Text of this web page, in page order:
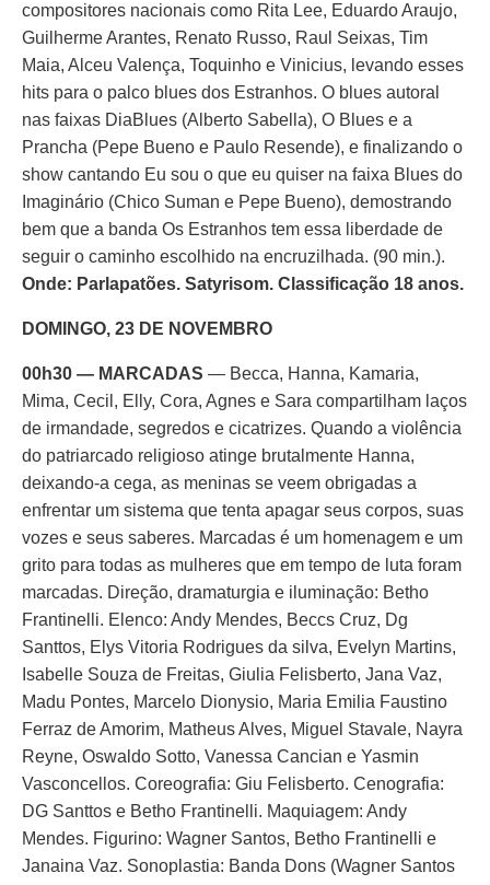
compositores nacionais como Rita Lee, Eduardo Araujo,
Guilherme Arantes, Renato Russo, Raul Seixas, Tim
Maia, Alceu Valença, Toquinho e Vinicius, levando esses
hits para o palco blues dos Estranhos. O blues autoral
nas faixas DiaBlues (Alberto Sabella), O Blues e a
Prancha (Pepe Bueno e Paulo Resende), e finalizando o
show cantando Eu sou o que eu quiser na faixa Blues do
Imaginário (Chico Suman e Pepe Bueno), demostrando
bem que a banda Os Estranhos tem essa liberdade de
seguir o caminho escolhido na encruzilhada. (90 min.).
Onde: Parlapatões. Satyrisom. Classificação 18 anos.
DOMINGO, 23 DE NOVEMBRO
00h30 — MARCADAS — Becca, Hanna, Kamaria,
Mima, Cecil, Elly, Cora, Agnes e Sara compartilham laços
de irmandade, segredos e cicatrizes. Quando a violência
do patriarcado religioso atinge brutalmente Hanna,
deixando-a cega, as meninas se veem obrigadas a
enfrentar um sistema que tenta apagar seus corpos, suas
vozes e seus saberes. Marcadas é um homenagem e um
grito para todas as mulheres que em tempo de luta foram
marcadas. Direção, dramaturgia e iluminação: Betho
Frantinelli. Elenco: Andy Mendes, Beccs Cruz, Dg
Santtos, Elys Vitoria Rodrigues da silva, Evelyn Martins,
Isabelle Souza de Freitas, Giulia Felisberto, Jana Vaz,
Madu Pontes, Marcelo Dionysio, Maria Emilia Faustino
Ferraz de Amorim, Matheus Alves, Miguel Stavale, Nayra
Reyne, Oswaldo Sotto, Vanessa Cancian e Yasmin
Vasconcellos. Coreografia: Giu Felisberto. Cenografia:
DG Santtos e Betho Frantinelli. Maquiagem: Andy
Mendes. Figurino: Wagner Santos, Betho Frantinelli e
Janaina Vaz. Sonoplastia: Banda Dons (Wagner Santos